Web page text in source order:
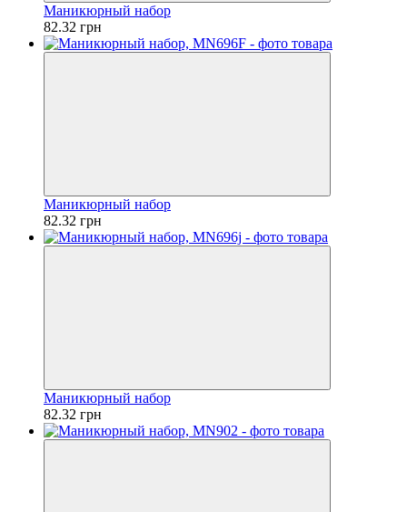
Маникюрный набор
82.32 грн
Маникюрный набор
82.32 грн
Маникюрный набор
82.32 грн